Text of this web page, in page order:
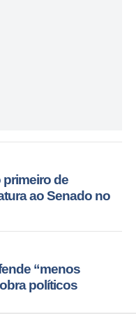
de
ao Senado no
“menos
políticos